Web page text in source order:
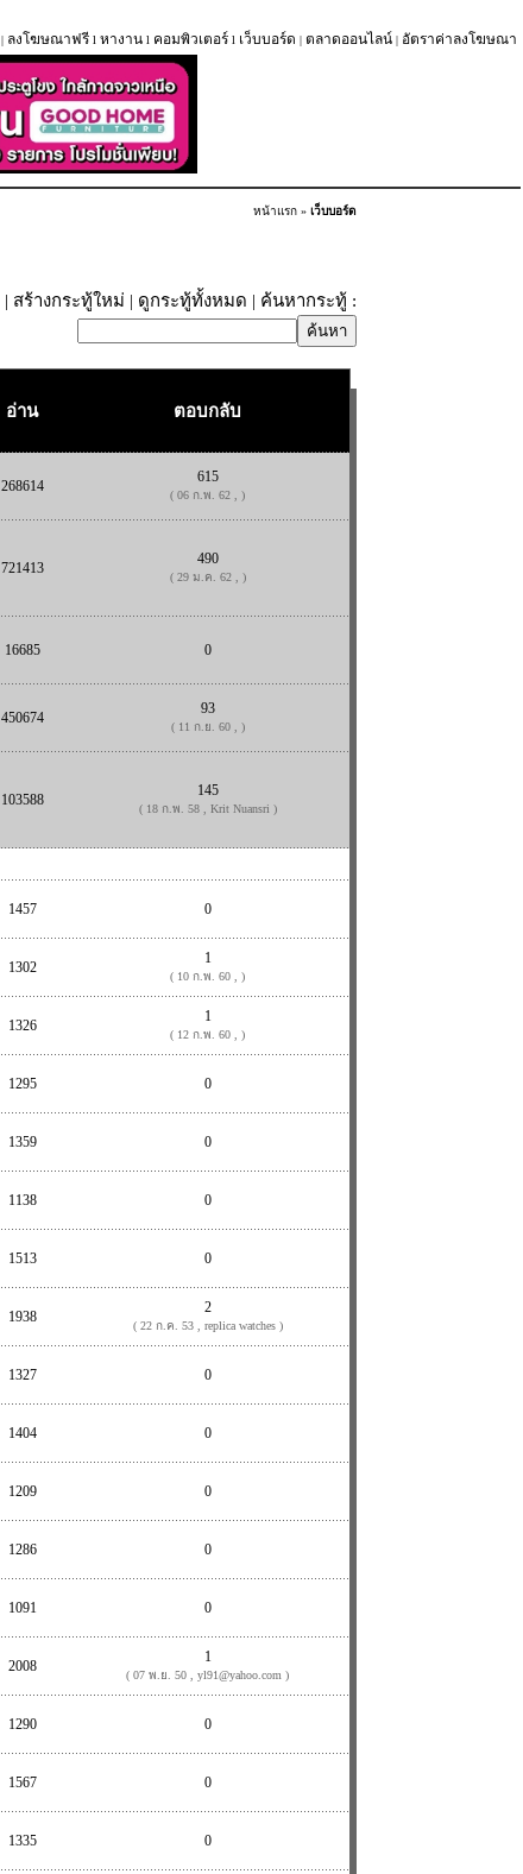
| ลงโฆษณาฟรี l หางาน l คอมพิวเตอร์ l เว็บบอร์ด | ตลาดออนไลน์ | อัตราค่าลงโฆษณา
หน้าแรก » เว็บบอร์ด
| สร้างกระทู้ใหม่ | ดูกระทู้ทั้งหมด | ค้นหากระทู้ :
อ่าน ตอบกลับ
268614
615
( 06 ก.พ. 62 , )
721413
490
( 29 ม.ค. 62 , )
16685 0
450674
93
( 11 ก.ย. 60 , )
103588
145
( 18 ก.พ. 58 , Krit Nuansri )
1457 0
1302
1
( 10 ก.พ. 60 , )
1326
1
( 12 ก.พ. 60 , )
1295 0
1359 0
1138 0
1513 0
1938
2
( 22 ก.ค. 53 , replica watches )
1327 0
1404 0
1209 0
1286 0
1091 0
2008
1
( 07 พ.ย. 50 , yl91@yahoo.com )
1290 0
1567 0
1335 0